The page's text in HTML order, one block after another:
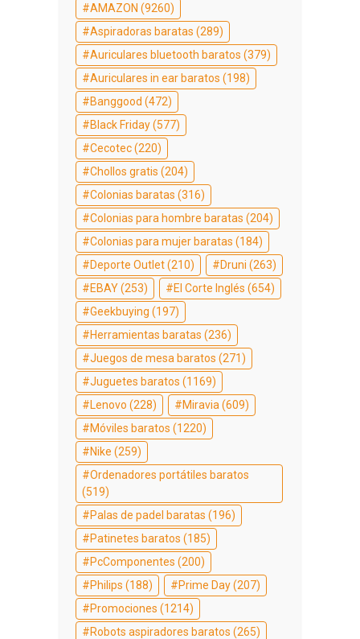
AMAZON (9260)
Aspiradoras baratas (289)
Auriculares bluetooth baratos (379)
Auriculares in ear baratos (198)
Banggood (472)
Black Friday(577)
Cecotec(220)
Chollos gratis (204)
Colonias baratas (316)
Colonias para hombre baratas (204)
Colonias para mujer baratas (184)
Deporte Outlet(210) Druni (263)
EBAY(253) El Corte Inglés (654)
Geekbuying (197)
Herramientas baratas (236)
Juegos de mesa baratos (271)
Juguetes baratos (1169)
Lenovo (228) Miravia (609)
Móviles baratos (1220)
Nike (259)
Ordenadores portátiles baratos
(519)
Palas de padel baratas (196)
Patinetes baratos (185)
PcComponentes (200)
Philips (188) Prime Day(207)
Promociones (1214)
Robots aspiradores baratos (265)